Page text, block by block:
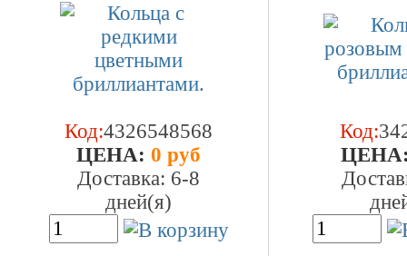
Код:4326548568
ЦEHA: 0 руб
Доставка: 6-8
дней(я)
Код: